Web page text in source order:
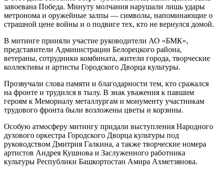
завоевана Победа. Минуту молчания нарушали лишь удары
метронома и оружейные залпы — символы, напоминающие о
страшной цене войны и о подвиге тех, кто не вернулся домой.
В митинге приняли участие руководители АО «БМК»,
представители Администрации Белорецкого района,
ветераны, сотрудники комбината, жители города, творческие
коллективы и артисты Городского Дворца культуры.
Прозвучали слова памяти и благодарности тем, кто сражался
на фронте и трудился в тылу. В знак уважения к павшим
героям к Мемориалу металлургам и монументу участникам
трудового фронта были возложены цветы и корзины.
Особую атмосферу митингу придали выступления Народного
духового оркестра Городского Дворца культуры под
руководством Дмитрия Галкина, а также творческие номера
артистов Андрея Кушнова и Заслуженного работника
культуры Республики Башкортостан Амира Ахметзянова.